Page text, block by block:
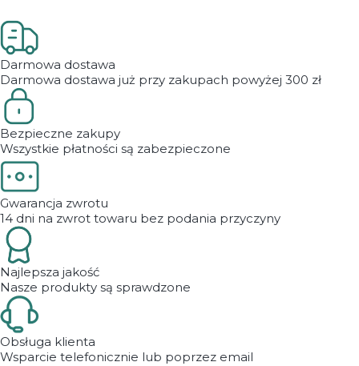
Darmowa dostawa
Darmowa dostawa już przy zakupach powyżej 300 zł
Bezpieczne zakupy
Wszystkie płatności są zabezpieczone
Gwarancja zwrotu
14 dni na zwrot towaru bez podania przyczyny
Najlepsza jakość
Nasze produkty są sprawdzone
Obsługa klienta
Wsparcie telefonicznie lub poprzez email